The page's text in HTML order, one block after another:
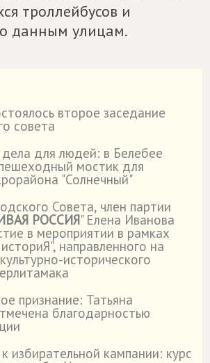
троллейбусов и
данным улицам.
второе заседание
совета
для людей: в Белебее
мостик для
"Солнечный"
Совета, член партии
РОССИЯ" Елена Иванова
в мероприятии в рамках
направленного на
исторического
признание: Татьяна
благодарностью
избирательной кампании: курс